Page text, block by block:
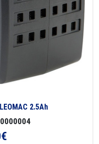
2.5Ah
€